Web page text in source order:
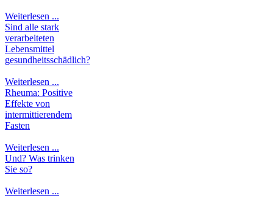
Weiterlesen ...
Sind alle stark
verarbeiteten
Lebensmittel
gesundheitsschädlich?
Weiterlesen ...
Rheuma: Positive
Effekte von
intermittierendem
Fasten
Weiterlesen ...
Und? Was trinken
Sie so?
Weiterlesen ...